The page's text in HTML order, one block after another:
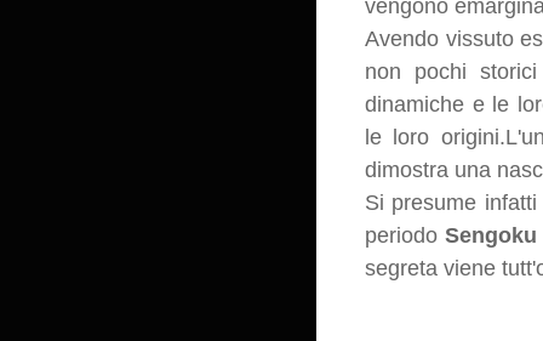
vengono
Avendo vissuto
non pochi
dinamiche e le
le loro
dimostra una
Si presume
periodo Sengoku
segreta viene